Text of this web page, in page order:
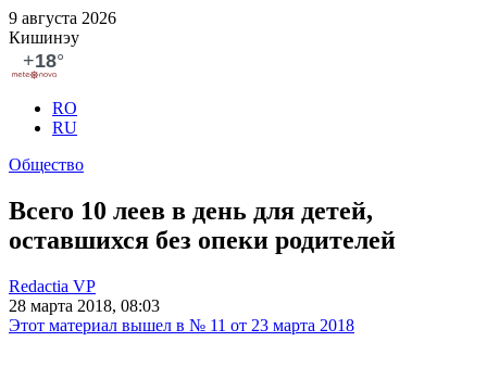
9 августа 2026
Кишинэу
RO
RU
Общество
Всего 10 леев в день для детей,
оставшихся без опеки родителей
Redactia VP
28 марта 2018, 08:03
Этот материал вышел в № 11 от 23 марта 2018